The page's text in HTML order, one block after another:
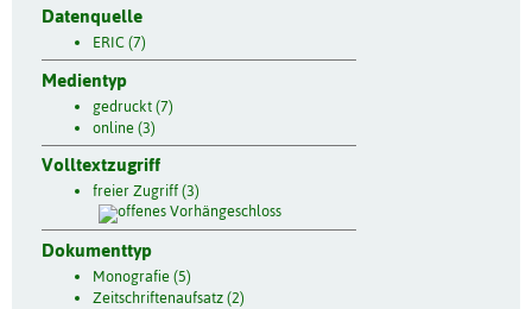
Datenquelle
ERIC (7)
Medientyp
gedruckt (7)
online (3)
Volltextzugriff
freier Zugriff (3)
Dokumenttyp
Monografie (5)
Zeitschriftenaufsatz (2)